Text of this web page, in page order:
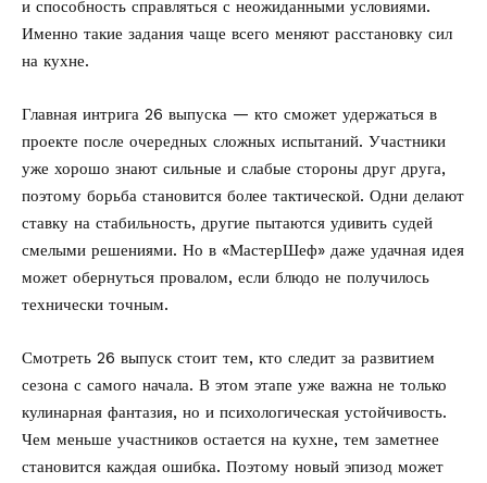
и способность справляться с неожиданными условиями.
Именно такие задания чаще всего меняют расстановку сил
на кухне.
Главная интрига 26 выпуска — кто сможет удержаться в
проекте после очередных сложных испытаний. Участники
уже хорошо знают сильные и слабые стороны друг друга,
поэтому борьба становится более тактической. Одни делают
ставку на стабильность, другие пытаются удивить судей
смелыми решениями. Но в «МастерШеф» даже удачная идея
может обернуться провалом, если блюдо не получилось
технически точным.
Смотреть 26 выпуск стоит тем, кто следит за развитием
сезона с самого начала. В этом этапе уже важна не только
кулинарная фантазия, но и психологическая устойчивость.
Чем меньше участников остается на кухне, тем заметнее
становится каждая ошибка. Поэтому новый эпизод может